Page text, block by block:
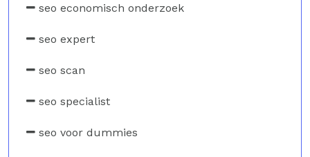
seo economisch onderzoek
seo expert
seo scan
seo specialist
seo voor dummies